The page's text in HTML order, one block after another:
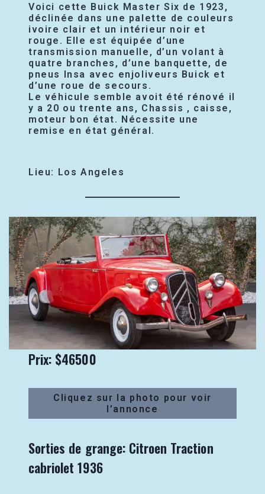
Voici cette Buick Master Six de 1923,
déclinée dans une palette de couleurs
ivoire clair et un intérieur noir et
rouge. Elle est équipée d’une
transmission manuelle, d’un volant à
quatre branches, d’une banquette, de
pneus Insa avec enjoliveurs Buick et
d’une roue de secours.
Le véhicule semble avoit été rénové il
y a 20 ou trente ans, Chassis , caisse,
moteur bon état. Nécessite une
remise en état général.
Lieu: Los Angeles
Prix: $46500
Cliquez sur la photo pour voir
l’annonce
Sorties de grange: Citroen Traction
cabriolet 1936